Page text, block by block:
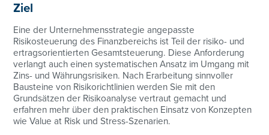
Ziel
Eine der Unternehmensstrategie angepasste
Risikosteuerung des Finanzbereichs ist Teil der risiko- und
ertragsorientierten Gesamtsteuerung. Diese Anforderung
verlangt auch einen systematischen Ansatz im Umgang mit
Zins- und Währungsrisiken. Nach Erarbeitung sinnvoller
Bausteine von Risikorichtlinien werden Sie mit den
Grundsätzen der Risikoanalyse vertraut gemacht und
erfahren mehr über den praktischen Einsatz von Konzepten
wie Value at Risk und Stress-Szenarien.